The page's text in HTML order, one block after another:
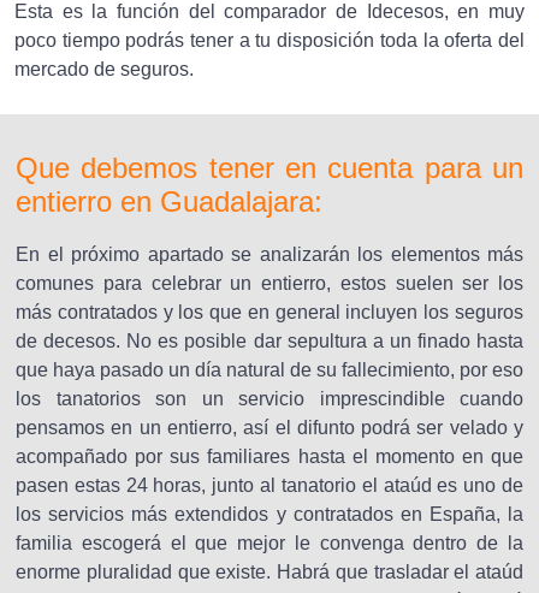
Esta es la función del comparador de Idecesos, en muy
poco tiempo podrás tener a tu disposición toda la oferta del
mercado de seguros.
Que debemos tener en cuenta para un
entierro en Guadalajara:
En el próximo apartado se analizarán los elementos más
comunes para celebrar un entierro, estos suelen ser los
más contratados y los que en general incluyen los seguros
de decesos. No es posible dar sepultura a un finado hasta
que haya pasado un día natural de su fallecimiento, por eso
los tanatorios son un servicio imprescindible cuando
pensamos en un entierro, así el difunto podrá ser velado y
acompañado por sus familiares hasta el momento en que
pasen estas 24 horas, junto al tanatorio el ataúd es uno de
los servicios más extendidos y contratados en España, la
familia escogerá el que mejor le convenga dentro de la
enorme pluralidad que existe. Habrá que trasladar el ataúd